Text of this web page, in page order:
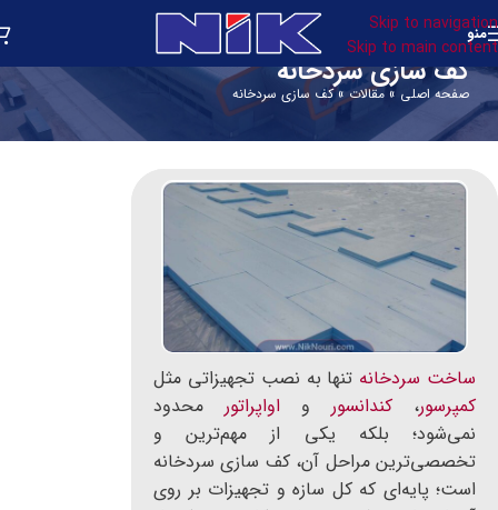
Skip to navigation
Skip to main content
منو
صفحه اصلی » مقالات»کف سازی سردخانه
کف سازی سردخانه
ساخت سردخانه تنها به نصب تجهیزاتی مثل
کمپرسور، کندانسور و اواپراتور محدود
نمی‌شود؛ بلکه یکی از مهم‌ترین و
تخصصی‌ترین مراحل آن، کف سازی سردخانه
است؛ پایه‌ای که کل سازه و تجهیزات بر روی